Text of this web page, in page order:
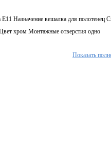
Назначение вешалка для полотенец
хром Монтажные отверстия одно
Показать